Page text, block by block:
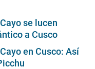
se lucen
a Cusco
en Cusco: Así